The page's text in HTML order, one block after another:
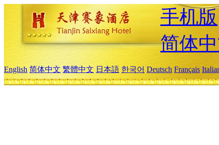
手机版
简体
English 简体中文 繁體中文 日本語 한국어 Deutsch Français